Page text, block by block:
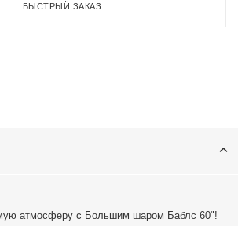
БЫСТРЫЙ ЗАКАЗ
атмосферу с Большим шаром Баблс 60"!